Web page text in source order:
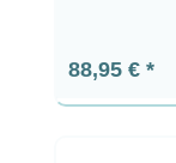
Prix régulier
88,95 €